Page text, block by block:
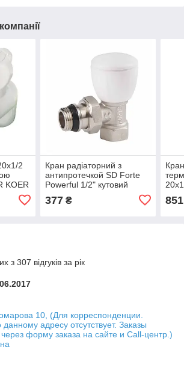
2
KOER
Кран радіаторний з
антипротечкой SD Forte
Powerful 1/2" кутовий
377₴ 851
з 307 відгуків за рік
10, (Для корреспонденции.
адресу отсутствует. Заказы
форму заказа на сайте и Call-центр.)